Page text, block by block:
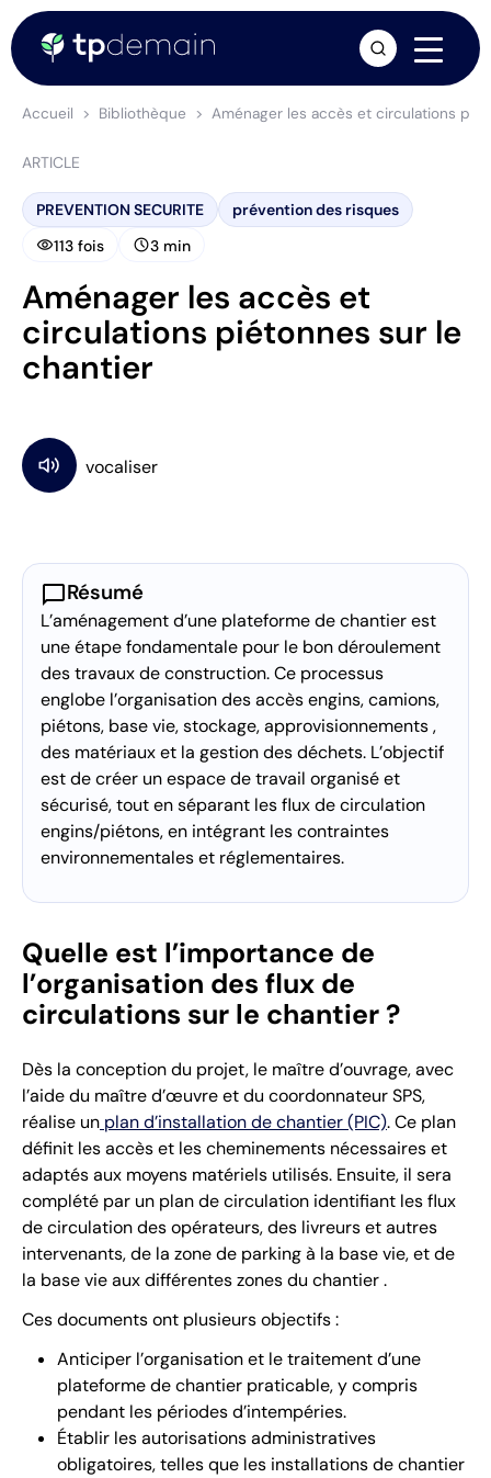
Accueil Bibliothèque Aménager les accès et circulations
ARTICLE
PREVENTION SECURITE prévention des risques
visibility113 fois schedule3 min
Aménager les accès et
circulations piétonnes sur le
chantier
chat_bubbleRésumé
L’aménagement d’une plateforme de chantier est
une étape fondamentale pour le bon déroulement
des travaux de construction. Ce processus
englobe l’organisation des accès engins, camions,
piétons, base vie, stockage, approvisionnements ,
des matériaux et la gestion des déchets. L’objectif
est de créer un espace de travail organisé et
sécurisé, tout en séparant les flux de circulation
engins/piétons, en intégrant les contraintes
environnementales et réglementaires.
Quelle est l’importance de
l’organisation des flux de
circulations sur le chantier ?
Dès la conception du projet, le maître d’ouvrage, avec
l’aide du maître d’œuvre et du coordonnateur SPS,
réalise un plan d’installation de chantier (PIC). Ce plan
définit les accès et les cheminements nécessaires et
adaptés aux moyens matériels utilisés. Ensuite, il sera
complété par un plan de circulation identifiant les flux
de circulation des opérateurs, des livreurs et autres
intervenants, de la zone de parking à la base vie, et de
la base vie aux différentes zones du chantier .
Ces documents ont plusieurs objectifs :
Anticiper l’organisation et le traitement d’une
plateforme de chantier praticable, y compris
pendant les périodes d’intempéries.
Établir les autorisations administratives
obligatoires, telles que les installations de chantier
arrow_forward